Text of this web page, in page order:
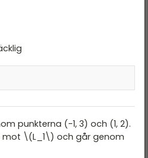
\frac{1}{2}$$
\frac{3}{2}$$ $$-
Svar: B
punkterna (-1, 3) och (1, 2).
mot \(L_1\) och går genom